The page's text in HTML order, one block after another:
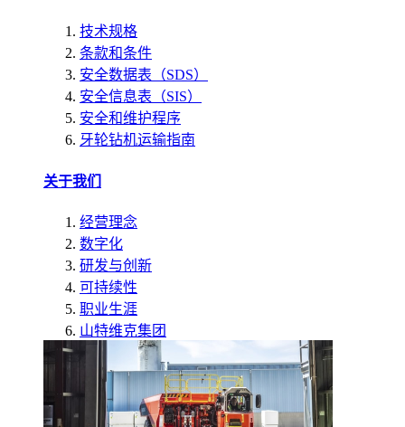
技术规格
条款和条件
安全数据表（SDS）
安全信息表（SIS）
安全和维护程序
牙轮钻机运输指南
关于我们
经营理念
数字化
研发与创新
可持续性
职业生涯
山特维克集团